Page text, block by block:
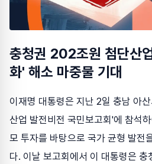
충청권 202조원 첨단산
화' 해소 마중물 기대
이재명 대통령은 지난 2일 충남 아
산업 발전비전 국민보고회'에 참석
모 투자를 바탕으로 국가 균형 발전
다. 이날 보고회에서 이 대통령은 충